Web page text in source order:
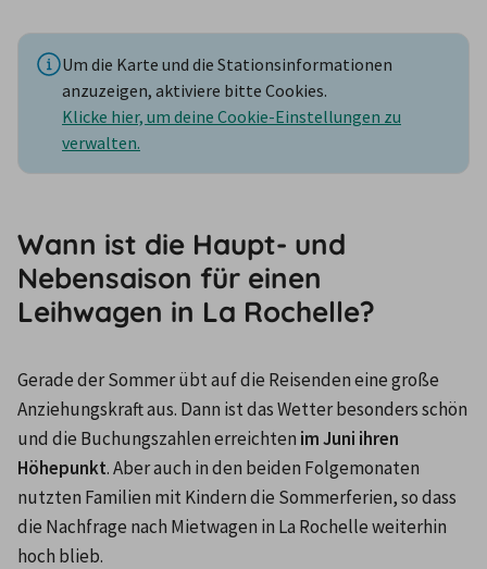
Um die Karte und die Stationsinformationen
anzuzeigen, aktiviere bitte Cookies.
Klicke hier, um deine Cookie-Einstellungen zu
verwalten.
Wann ist die Haupt- und
Nebensaison für einen
Leihwagen in La Rochelle?
Gerade der Sommer übt auf die Reisenden eine große
Anziehungskraft aus. Dann ist das Wetter besonders schön
und die Buchungszahlen erreichten im Juni ihren
Höhepunkt. Aber auch in den beiden Folgemonaten
nutzten Familien mit Kindern die Sommerferien, so dass
die Nachfrage nach Mietwagen in La Rochelle weiterhin
hoch blieb.